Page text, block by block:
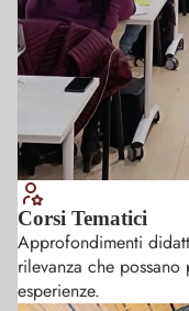
Corsi Tematici
Approfondimenti
rilevanza che
esperienze.